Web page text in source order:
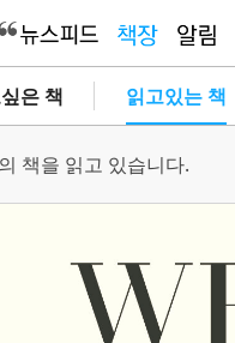
은 책 읽고있는 책
책을 읽고 있습니다.